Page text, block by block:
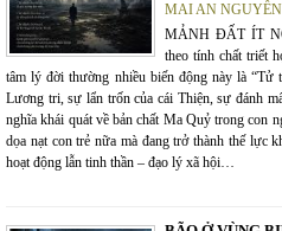
MAI AN
MẢNH ĐẤT ÍT
theo tính chất triết
tâm lý đời thường nhiều biến động này là “Tử
Lương tri, sự lẩn trốn của cái Thiện, sự đánh
nghĩa khái quát về bản chất Ma Quỷ trong con
dọa nạt con trẻ nữa mà đang trở thành thế lực
hoạt động lẫn tinh thần – đạo lý xã hội…